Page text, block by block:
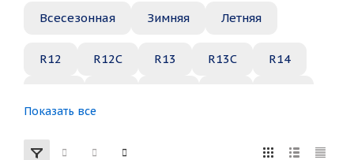
Всесезонная Зимняя Летняя
R12 R12C R13 R13C R14
Показать все